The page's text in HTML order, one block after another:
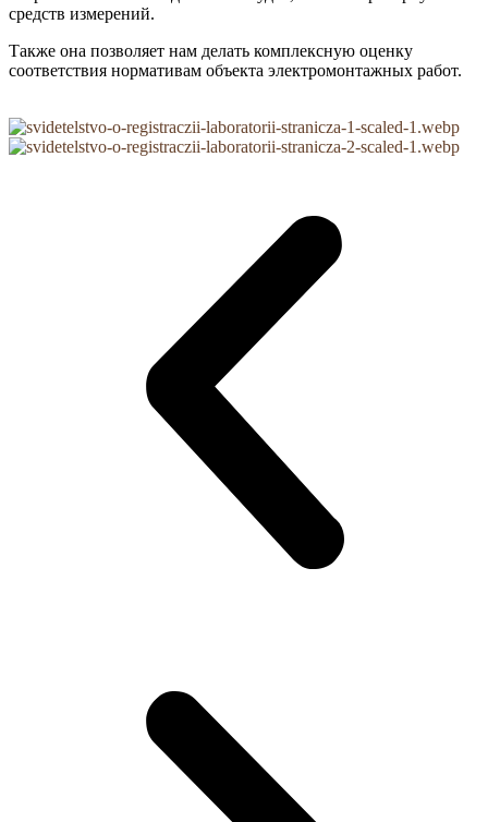
средств измерений.
Также она позволяет нам делать комплексную оценку
соответствия нормативам объекта электромонтажных работ.